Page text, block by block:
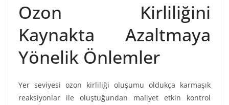
Ozon Kirliliğini
Kaynakta Azaltmaya
Yönelik Önlemler
Yer seviyesi ozon kirliliği oluşumu oldukça karmaşık
reaksiyonlar ile oluştuğundan maliyet etkin kontrol